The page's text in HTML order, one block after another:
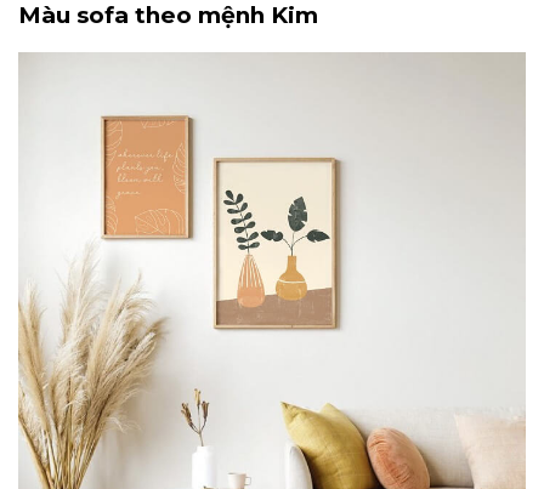
Màu sofa theo mệnh Kim